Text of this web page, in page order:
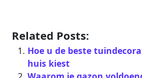
Related Posts:
Hoe u de beste
huis kiest